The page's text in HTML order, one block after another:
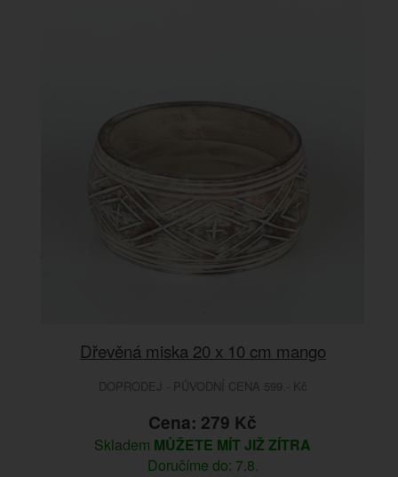
Dřevěná miska 20 x 10 cm mango
DOPRODEJ - PŮVODNÍ CENA 599.- Kč
Cena: 279 Kč
Skladem MŮŽETE MÍT JIŽ ZÍTRA
Doručíme do: 7.8.